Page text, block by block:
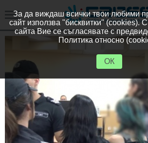
За да виждаш всички твои любими
сайт използва "бисквитки" (cookies).
сайта Вие се съгласявате с
Политика относно
ОК